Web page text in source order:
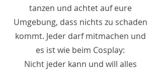
tanzen und achtet auf eure
Umgebung, dass nichts zu schaden
kommt. Jeder darf mitmachen und
es ist wie beim Cosplay:
Nicht jeder kann und will alles